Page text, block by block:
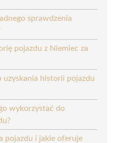
sprawdzenia
pojazdu z Niemiec za
uzyskania historii pojazdu
wykorzystać do
pojazdu i jakie oferuje